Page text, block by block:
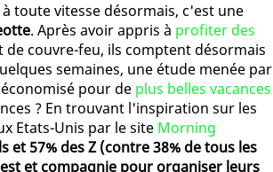
toute vitesse désormais, c'est une
. Après avoir appris à profiter des
couvre-feu, ils comptent désormais
semaines, une étude menée par
pour de plus belles vacances
? En trouvant l'inspiration sur les
Etats-Unis par le site Morning
et 57% des Z (contre 38% de tous les
et compagnie pour organiser leurs